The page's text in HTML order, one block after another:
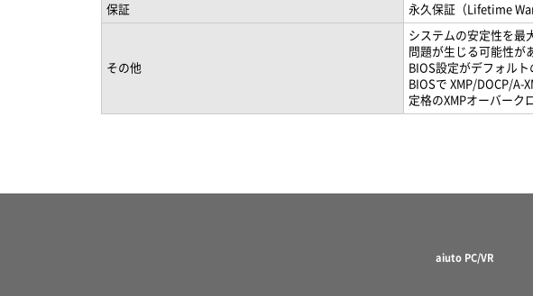
保証 永久保証（Lifetime
その他
システムの安定性を最
問題が生じる可能性が
BIOS設定がデフォルト
BIOSで XMP/DOCP/A-
定格のXMPオーバーク
aiuto PC/VR